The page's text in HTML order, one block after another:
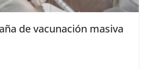
de vacunación masiva